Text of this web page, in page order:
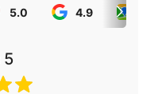
5.0 4.9
5